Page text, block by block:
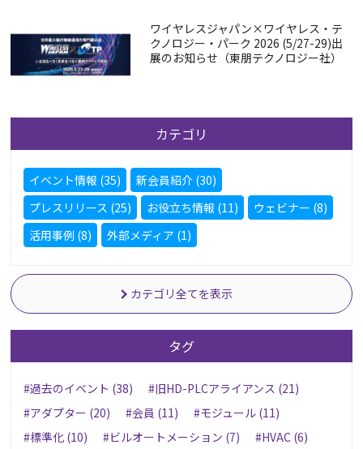
ワイヤレスジャパン×ワイヤレス・テ
クノロジー・パーク 2026 (5/27-29)出
展のお知らせ（東朋テクノロジー社）
カテゴリ
イベント情報 (35)
新会員紹介 (30)
プレスリリース (25)
お役立ち情報 (11)
ウェビナー (8)
活用事例 (8)
外部メディア (1)
カテゴリ全てを表示
タグ
#過去のイベント (38)
#旧HD-PLCアライアンス (21)
#アダプター (20)
#会員 (11)
#モジュール (11)
#標準化 (10)
#ビルオートメーション (7)
#HVAC (6)